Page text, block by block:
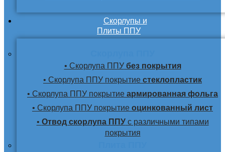
Скорлупы и
Плиты ППУ
• Скорлупа ППУбез покрытия
• Скорлупа ППУ покрытие стеклопластик
• Скорлупа ППУ покрытие армированная фольга
• Скорлупа ППУ покрытие оцинкованный лист
• Отвод скорлупа ППУс различными типами
покрытия